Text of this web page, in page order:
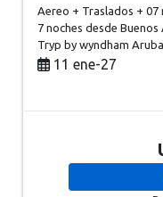
Aereo + Traslados + 07
7 nochesdesde Buenos
Tryp by wyndham
11 ene-27